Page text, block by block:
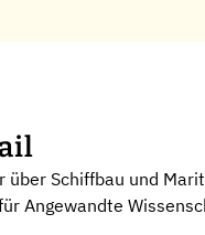
über Schiffbau und
Angewandte